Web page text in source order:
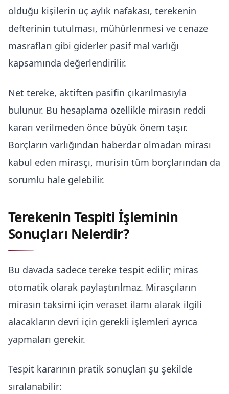
olduğu kişilerin üç aylık nafakası, terekenin
defterinin tutulması, mühürlenmesi ve cenaze
masrafları gibi giderler pasif mal varlığı
kapsamında değerlendirilir.
Net tereke, aktiften pasifin çıkarılmasıyla
bulunur. Bu hesaplama özellikle mirasın reddi
kararı verilmeden önce büyük önem taşır.
Borçların varlığından haberdar olmadan mirası
kabul eden mirasçı, murisin tüm borçlarından da
sorumlu hale gelebilir.
Terekenin Tespiti İşleminin
Sonuçları Nelerdir?
Bu davada sadece tereke tespit edilir; miras
otomatik olarak paylaştırılmaz. Mirasçıların
mirasın taksimi için veraset ilamı alarak ilgili
alacakların devri için gerekli işlemleri ayrıca
yapmaları gerekir.
Tespit kararının pratik sonuçları şu şekilde
sıralanabilir: